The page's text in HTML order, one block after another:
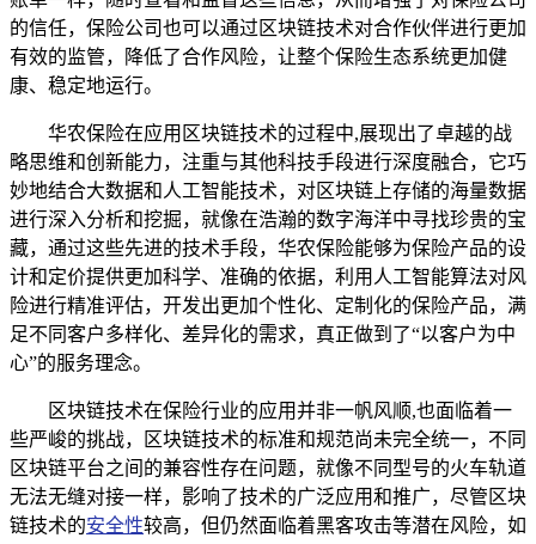
的信任，保险公司也可以通过区块链技术对合作伙伴进行更加
有效的监管，降低了合作风险，让整个保险生态系统更加健
康、稳定地运行。
华农保险在应用区块链技术的过程中,展现出了卓越的战
略思维和创新能力，注重与其他科技手段进行深度融合，它巧
妙地结合大数据和人工智能技术，对区块链上存储的海量数据
进行深入分析和挖掘，就像在浩瀚的数字海洋中寻找珍贵的宝
藏，通过这些先进的技术手段，华农保险能够为保险产品的设
计和定价提供更加科学、准确的依据，利用人工智能算法对风
险进行精准评估，开发出更加个性化、定制化的保险产品，满
足不同客户多样化、差异化的需求，真正做到了“以客户为中
心”的服务理念。
区块链技术在保险行业的应用并非一帆风顺,也面临着一
些严峻的挑战，区块链技术的标准和规范尚未完全统一，不同
区块链平台之间的兼容性存在问题，就像不同型号的火车轨道
无法无缝对接一样，影响了技术的广泛应用和推广，尽管区块
链技术的安全性较高，但仍然面临着黑客攻击等潜在风险，如